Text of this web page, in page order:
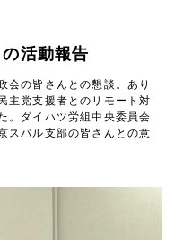
活動報告
会の皆さんとの懇談。あり
主党支援者とのリモート対
。ダイハツ労組中央委員会
スバル支部の皆さんとの意